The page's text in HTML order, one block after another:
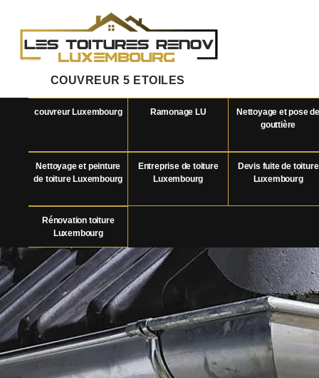
COUVREUR 5 ETOILES
couvreur Luxembourg Ramonage LU
Nettoyage et pose de
gouttière
Nettoyage et peinture
de toiture Luxembourg
Entreprise de toiture
Luxembourg
Devis fuite de toiture
Luxembourg
Rénovation toiture
Luxembourg